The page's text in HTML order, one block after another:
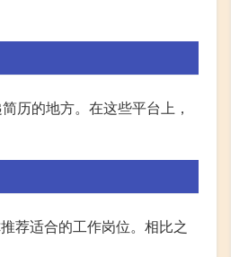
历的地方。在这些平台上，
荐适合的工作岗位。相比之